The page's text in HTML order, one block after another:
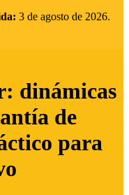
3 de agosto de 2026.
dinámicas
de
para